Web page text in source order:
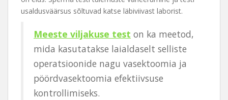
usaldusväärsus sõltuvad katse läbiviivast laborist.
Meeste viljakuse test on ka meetod,
mida kasutatakse laialdaselt selliste
operatsioonide nagu vasektoomia ja
pöördvasektoomia efektiivsuse
kontrollimiseks.